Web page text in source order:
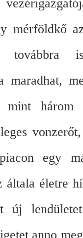
mérföldkő
továbbra
maradhat,
mint három
egy
általa életre
új
anno